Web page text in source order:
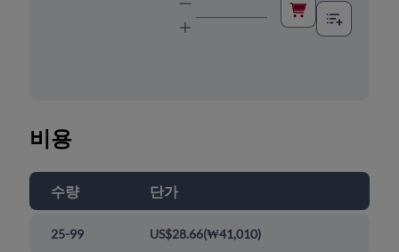
비용
수량 단가
25-99 US$28.66(₩41,010)